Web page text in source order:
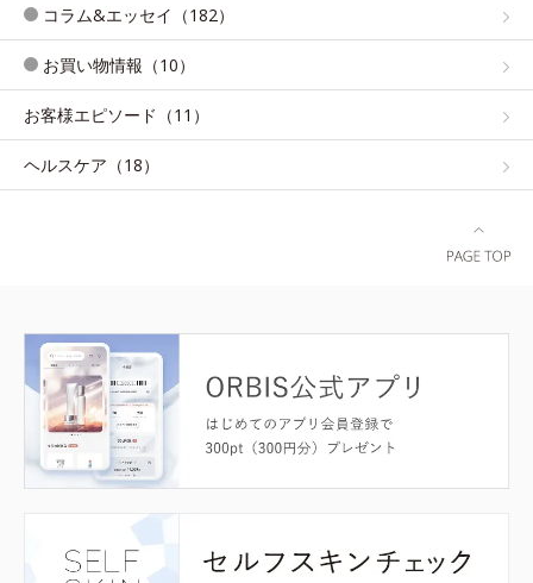
コラム&エッセイ（182）
お買い物情報（10）
お客様エピソード（11）
ヘルスケア（18）